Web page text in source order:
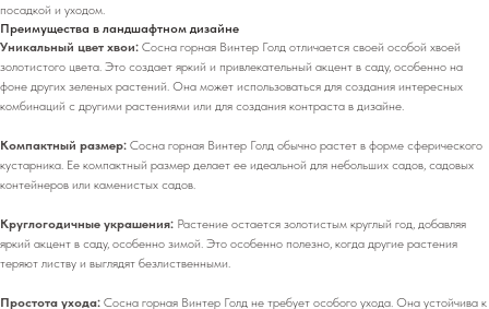
посадкой и уходом.
Преимущества в ландшафтном дизайне
Уникальный цвет хвои: Сосна горная Винтер Голд отличается своей особой хвоей
золотистого цвета. Это создает яркий и привлекательный акцент в саду, особенно на
фоне других зеленых растений. Она может использоваться для создания интересных
комбинаций с другими растениями или для создания контраста в дизайне.
Компактный размер: Сосна горная Винтер Голд обычно растет в форме сферического
кустарника. Ее компактный размер делает ее идеальной для небольших садов, садовых
контейнеров или каменистых садов.
Круглогодичные украшения: Растение остается золотистым круглый год, добавляя
яркий акцент в саду, особенно зимой. Это особенно полезно, когда другие растения
теряют листву и выглядят безлиственными.
Простота ухода: Сосна горная Винтер Голд не требует особого ухода. Она устойчива к